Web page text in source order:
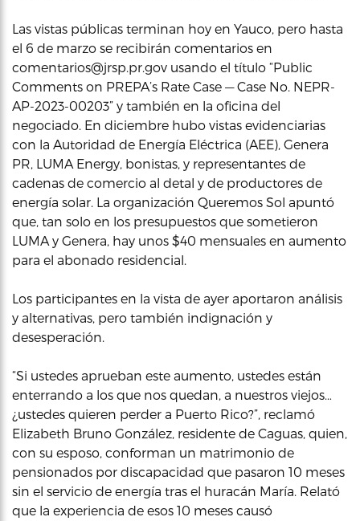
Las vistas públicas terminan hoy en Yauco, pero hasta
el 6 de marzo se recibirán comentarios en
comentarios@jrsp.pr.gov usando el título “Public
Comments on PREPA’s Rate Case — Case No. NEPR-
AP-2023-00203” y también en la oficina del
negociado. En diciembre hubo vistas evidenciarias
con la Autoridad de Energía Eléctrica (AEE), Genera
PR, LUMA Energy, bonistas, y representantes de
cadenas de comercio al detal y de productores de
energía solar. La organización Queremos Sol apuntó
que, tan solo en los presupuestos que sometieron
LUMA y Genera, hay unos $40 mensuales en aumento
para el abonado residencial.
Los participantes en la vista de ayer aportaron análisis
y alternativas, pero también indignación y
desesperación.
“Si ustedes aprueban este aumento, ustedes están
enterrando a los que nos quedan, a nuestros viejos…
¿ustedes quieren perder a Puerto Rico?”, reclamó
Elizabeth Bruno González, residente de Caguas, quien,
con su esposo, conforman un matrimonio de
pensionados por discapacidad que pasaron 10 meses
sin el servicio de energía tras el huracán María. Relató
que la experiencia de esos 10 meses causó